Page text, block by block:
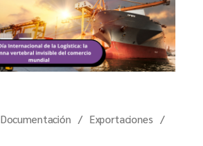
Documentación
Exportaciones